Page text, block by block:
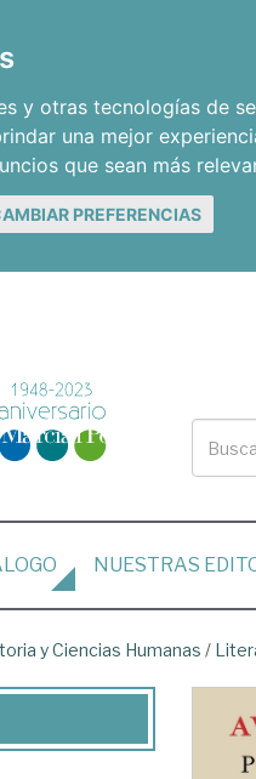
y otras tecnologías de
una mejor
que sean más
PREFERENCIAS
NUESTRAS
y Ciencias Humanas /